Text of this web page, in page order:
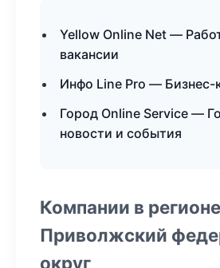
Yellow Online Net —
вакансии
Инфо Line Pro — Бизнес-
Город Online Service —
новости и события
Компании в
Приволжский
округ